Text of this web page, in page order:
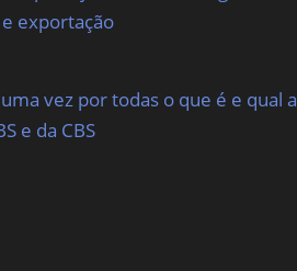
exportação
vez por todas o que é e qual a
e da CBS